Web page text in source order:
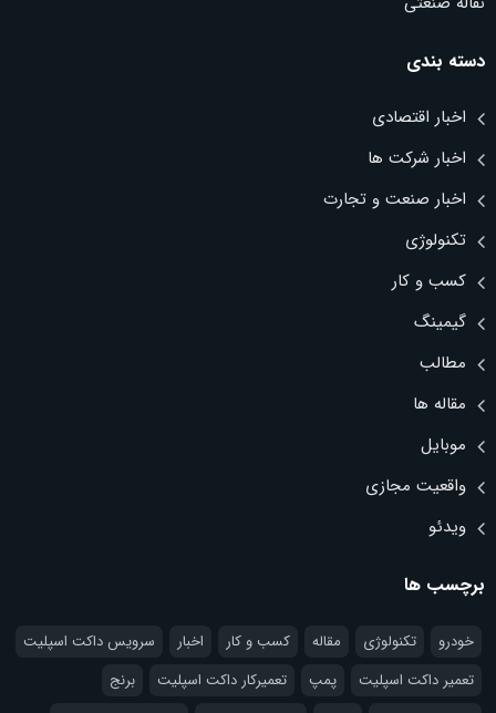
دسته بندی
اخبار اقتصادی
اخبار شرکت ها
اخبار صنعت و تجارت
تکنولوژی
کسب و کار
گیمینگ
مطالب
مقاله ها
موبایل
واقعیت مجازی
ویدئو
برچسب ها
خودرو تکنولوژی مقاله کسب و کار اخبار
سرویس داکت اسپلیت
تعمیر داکت اسپلیت
پمپ تعمیرکار داکت اسپلیت
برنج